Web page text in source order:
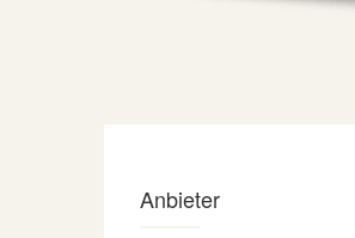
Anbieter